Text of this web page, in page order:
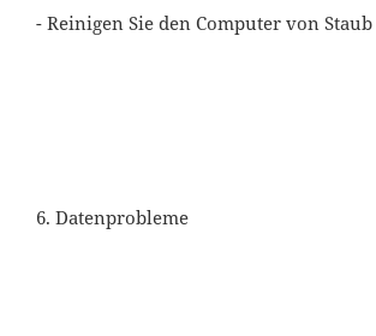
- Reinigen Sie den Computer von
6. Datenprobleme